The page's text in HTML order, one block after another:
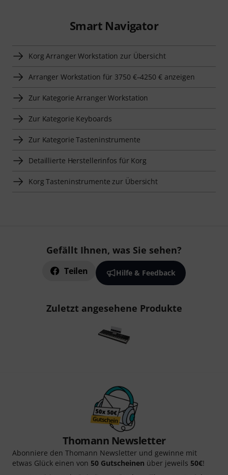
Smart Navigator
Korg Arranger Workstation zur Übersicht
Arranger Workstation für 3750 €–4250 € anzeigen
Zur Kategorie Arranger Workstation
Zur Kategorie Keyboards
Zur Kategorie Tasteninstrumente
Detaillierte Herstellerinfos für Korg
Korg Tasteninstrumente zur Übersicht
Gefällt Ihnen, was Sie sehen?
Teilen Hilfe & Feedback
Zuletzt angesehene Produkte
Thomann Newsletter
Abonniere den Thomann Newsletter und gewinne mit
etwas Glück einen von 50 Gutscheinen über jeweils 50€!